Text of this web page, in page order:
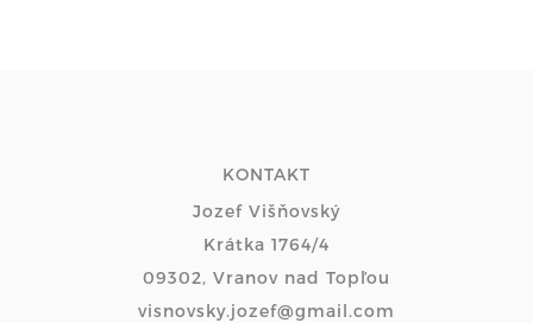
KONTAKT
Jozef Višňovský
Krátka 1764/4
09302, Vranov nad Topľou
visnovsky.jozef@gmail.com